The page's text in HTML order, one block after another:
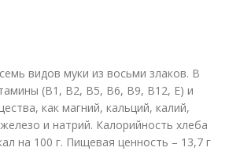
видов муки из восьми злаков. В
(В1, В2, В5, В6, В9, В12, Е) и
как магний, кальций, калий,
и натрий. Калорийность хлеба
на 100 г. Пищевая ценность – 13,7 г